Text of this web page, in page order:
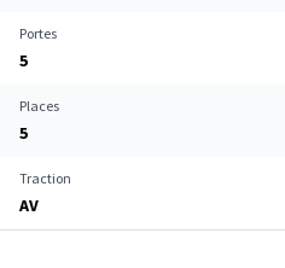
Portes
5
Places
5
Traction
AV